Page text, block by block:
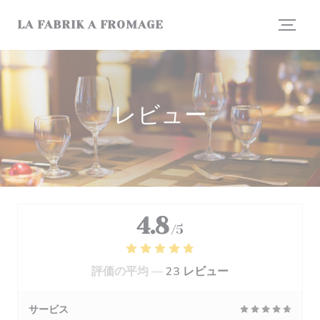
LA FABRIK A FROMAGE
レビュー
4.8 /5
評価の平均 —23 レビュー
サービス